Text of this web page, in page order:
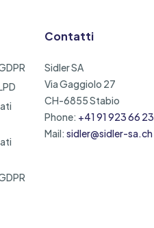
Contatti
Sidler SA
Via Gaggiolo 27
CH-6855 Stabio
Phone: +41 91 923 66 23
Mail: sidler@sidler-sa.ch